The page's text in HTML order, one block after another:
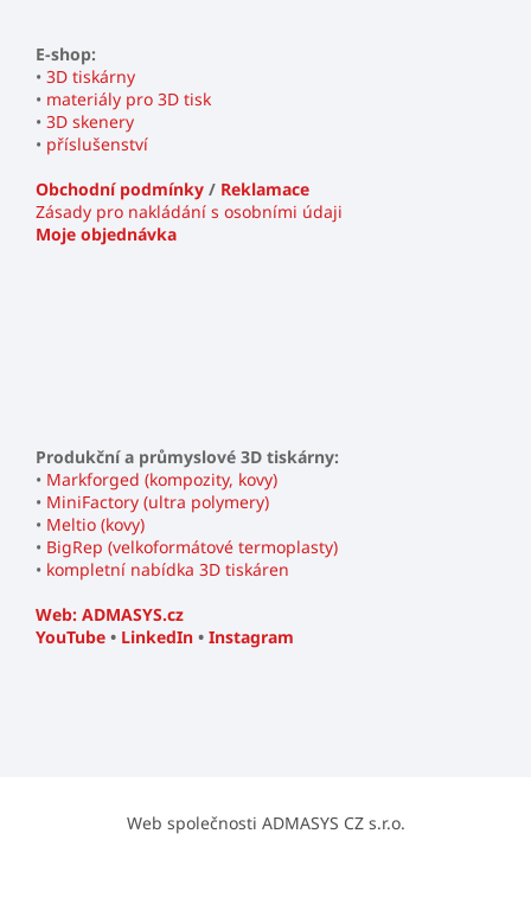
E-shop:
• 3D tiskárny
• materiály pro 3D tisk
• 3D skenery
• příslušenství
Obchodní podmínky / Reklamace
Zásady pro nakládání s osobními údaji
Moje objednávka
Produkční a průmyslové 3D tiskárny:
• Markforged (kompozity, kovy)
• MiniFactory (ultra polymery)
• Meltio (kovy)
• BigRep (velkoformátové termoplasty)
• kompletní nabídka 3D tiskáren
Web: ADMASYS.cz
YouTube • LinkedIn • Instagram
Web společnosti ADMASYS CZ s.r.o.